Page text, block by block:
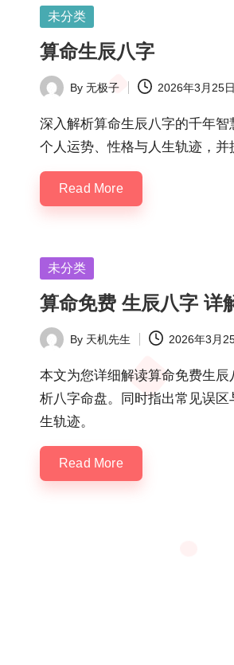
Posted
未分类
算命生辰八字
Posted
by
By 无极子 2026年3月25日
深入解析算命生辰八字的千年
个人运势、性格与人生轨迹，并
Read More
Posted
未分类
算命免费 生辰八字 详
Posted
by
By 天机先生 2026年3月
本文为您详细解读算命免费生
析八字命盘。同时指出常见误
生轨迹。
Read More